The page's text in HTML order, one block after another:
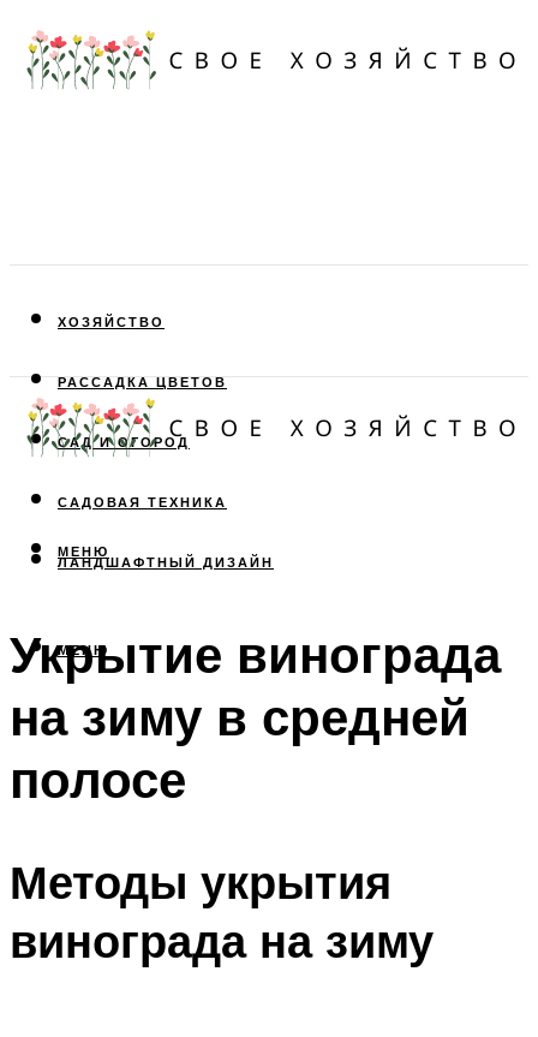
ХОЗЯЙСТВО
РАССАДКА ЦВЕТОВ
САД И ОГОРОД
САДОВАЯ ТЕХНИКА
ЛАНДШАФТНЫЙ ДИЗАЙН
МЕНЮ
МЕНЮ
Укрытие винограда
на зиму в средней
полосе
Методы укрытия
винограда на зиму